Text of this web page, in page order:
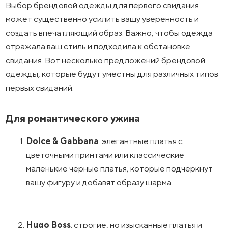
Выбор брендовой одежды для первого свидания
может существенно усилить вашу уверенность и
создать впечатляющий образ. Важно, чтобы одежда
отражала ваш стиль и подходила к обстановке
свидания. Вот несколько предложений брендовой
одежды, которые будут уместны для различных типов
первых свиданий:
Для романтического ужина
Dolce & Gabbana: элегантные платья с
цветочными принтами или классические
маленькие черные платья, которые подчеркнут
вашу фигуру и добавят образу шарма.
Hugo Boss: строгие, но изысканные платья и